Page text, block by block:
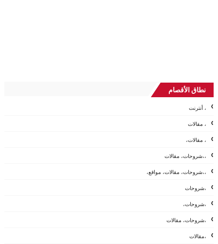
نطاق الأقصام
، أنترنت
، مقالات
، مقالات،
،،شروحات، مقالات
،،شروحات، مقالات، مواقع،
،شروحات
،شروحات،
،شروحات، مقالات
،مقالات